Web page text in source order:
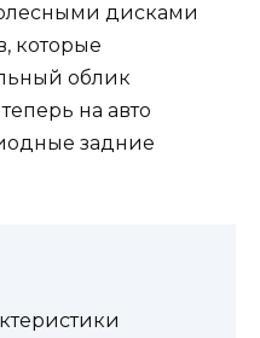
дисками
которые
облик
на авто
задние